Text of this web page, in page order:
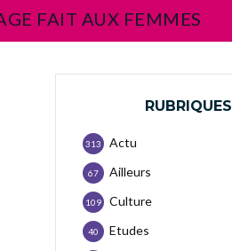
FAIT AUX FEMMES
RUBRIQUES
Actu
313
Ailleurs
67
Culture
109
Etudes
40